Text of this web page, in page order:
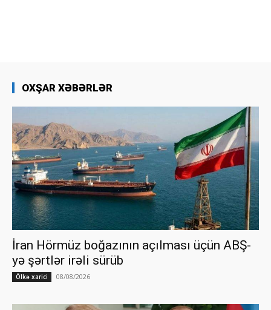
OXŞAR XƏBƏRLƏR
İran Hörmüz boğazının açılması üçün ABŞ-
yə şərtlər irəli sürüb
Ölkə xarici 08/08/2026